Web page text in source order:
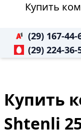
Купить
(29) 167-44-
(29) 224-36-
Купить
Shtenli